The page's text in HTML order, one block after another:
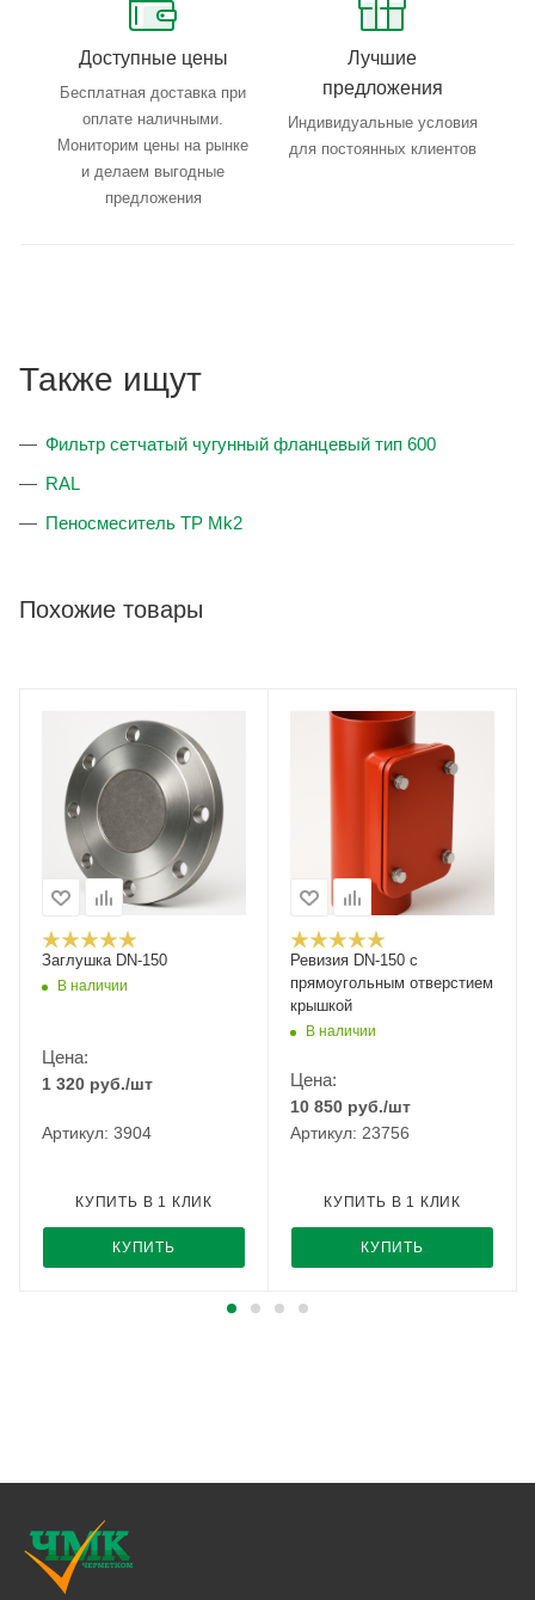
Доступные цены
Бесплатная доставка при
оплате наличными.
Мониторим цены на рынке
и делаем выгодные
предложения
Лучшие
предложения
Индивидуальные условия
для постоянных клиентов
Также ищут
Фильтр сетчатый чугунный фланцевый тип 600
RAL
Пеносмеситель TP Mk2
Похожие товары
Заглушка DN-150
В наличии
Цена:
1 320 руб./шт
Артикул: 3904
КУПИТЬ
КУПИТЬ В 1 КЛИК
Ревизия DN-150 с
прямоугольным отверстием
крышкой
В наличии
Цена:
10 850 руб./шт
Артикул: 23756
КУПИТЬ
КУПИТЬ В 1 КЛИК